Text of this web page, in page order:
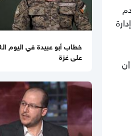
10:27 صباحا
بالفيديووزير الخارجية
وتجميع سلاح غزة يجب أن
الانسحاب الإسرائيلي
10:16 صباحا
بغزة لصالح قوات دولية
04:24 مساءاً
حماس تطالب واشنطن
إسرائيل وتؤكد جاهزيتها
على غزة